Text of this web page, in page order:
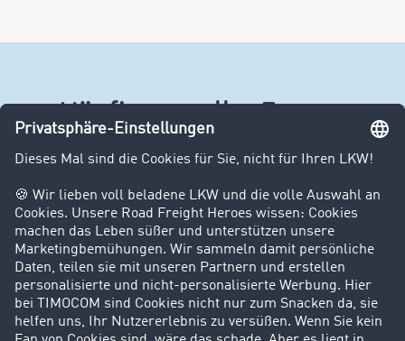
Häufig gestellte Fragen
Spare ich dadurch Geld?
Was kostet der TIMOCOM Marktplatz?
Kann ich meine bestehende IT-Infrastruktur
behalten?
Wie ist die Betreuung und habe ich einen